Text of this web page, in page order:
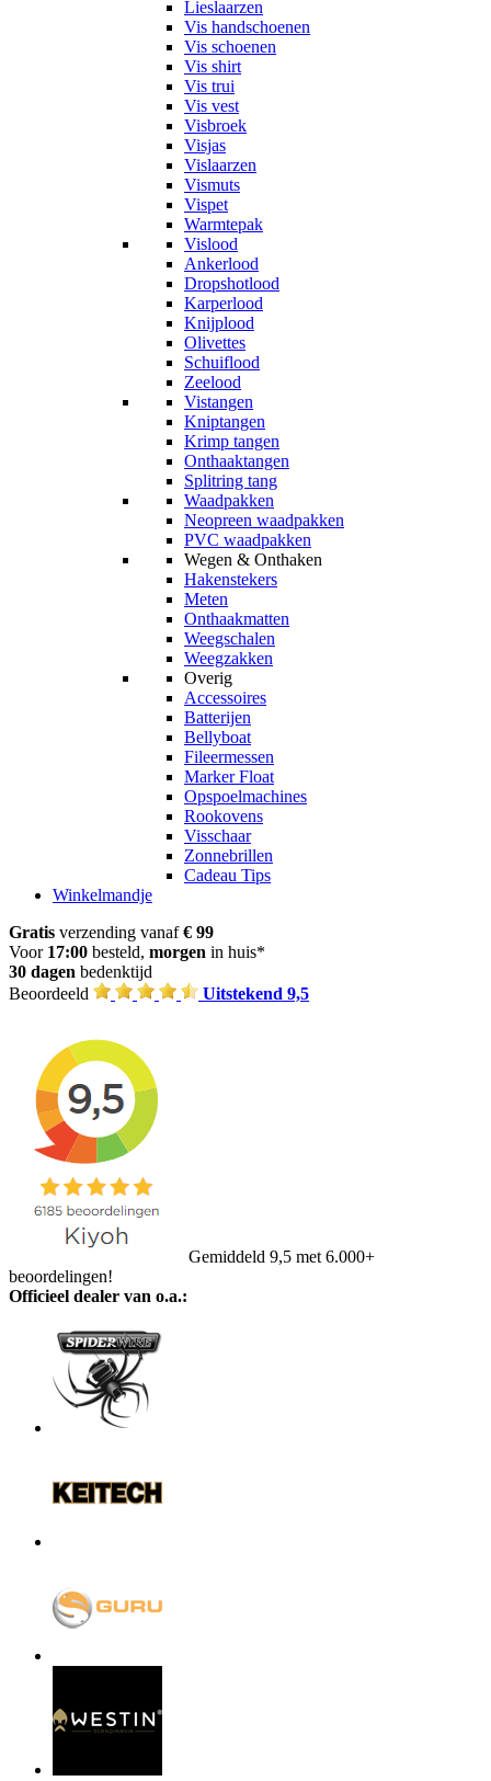
Lieslaarzen
Vis handschoenen
Vis schoenen
Vis shirt
Vis trui
Vis vest
Visbroek
Visjas
Vislaarzen
Vismuts
Vispet
Warmtepak
Vislood
Ankerlood
Dropshotlood
Karperlood
Knijplood
Olivettes
Schuiflood
Zeelood
Vistangen
Kniptangen
Krimp tangen
Onthaaktangen
Splitring tang
Waadpakken
Neopreen waadpakken
PVC waadpakken
Wegen & Onthaken
Hakenstekers
Meten
Onthaakmatten
Weegschalen
Weegzakken
Overig
Accessoires
Batterijen
Bellyboat
Fileermessen
Marker Float
Opspoelmachines
Rookovens
Visschaar
Zonnebrillen
Cadeau Tips
Winkelmandje
Gratis verzending vanaf€ 99
Voor 17:00 besteld, morgen in huis*
30 dagen bedenktijd
Beoordeeld
Uitstekend 9,5
Gemiddeld 9,5 met 6.000+
beoordelingen!
Officieel dealer van o.a.: